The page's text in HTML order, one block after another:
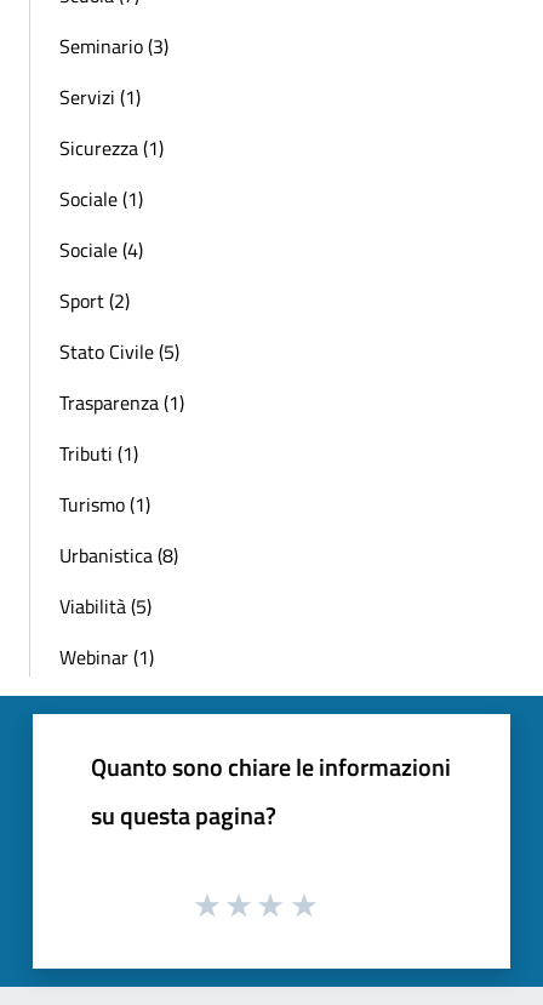
Seminario (3)
Servizi (1)
Sicurezza (1)
Sociale (1)
Sociale (4)
Sport (2)
Stato Civile (5)
Trasparenza (1)
Tributi (1)
Turismo (1)
Urbanistica (8)
Viabilità (5)
Webinar (1)
Quanto sono chiare le informazioni
su questa pagina?